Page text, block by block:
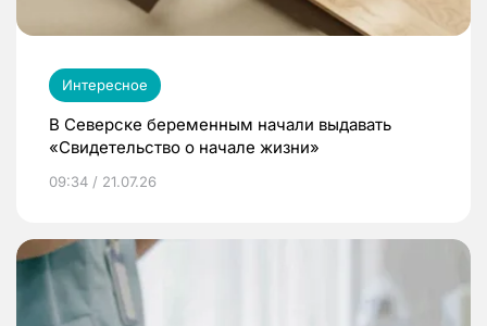
Интересное
В Северске беременным начали выдавать
«Свидетельство о начале жизни»
09:34 / 21.07.26